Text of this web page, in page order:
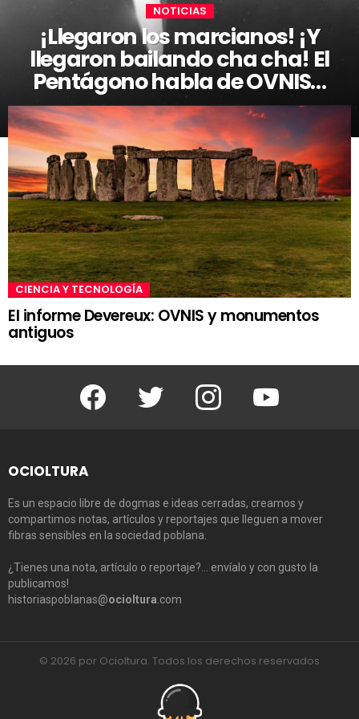
NOTICIAS
¡Llegaron los marcianos! ¡Y
llegaron bailando cha cha! El
Pentágono habla de OVNIS…
CIENCIA Y TECNOLOGÍA
El informe Devereux: OVNIS y monumentos
antiguos
Facebook Twitter Instagram Youtube
OCIOLTURA
Es un espacio libre de dogmas e ideas cerradas, creamos y
compartimos notas, artículos y reportajes que lleguen a mover
fibras sensibles en la sociedad poblana.
¿Tienes una nota, artículo o reportaje?… envíalo y con gusto la
publicamos!
historiaspoblanas@ocioltura.com
© 2026 por Ocioltura. Todos los derechos reservados